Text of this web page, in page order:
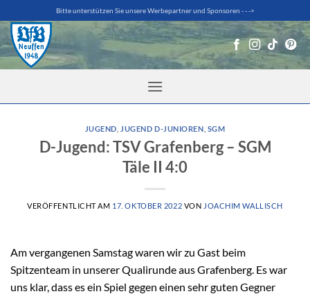
Inhalt
springen
Bitte unterstützen Sie unsere Werbepartner und Sponsoren - - ->
JUGEND JUGEND D-JUNIOREN SGM
D-Jugend: TSV Grafenberg – SGM
Täle II 4:0
VERÖFFENTLICHT AM 17. OKTOBER 2022 VON JOACHIM WALLISCH
Am vergangenen Samstag waren wir zu Gast beim
Spitzenteam in unserer Qualirunde aus Grafenberg. Es war
uns klar, dass es ein Spiel gegen einen sehr guten Gegner